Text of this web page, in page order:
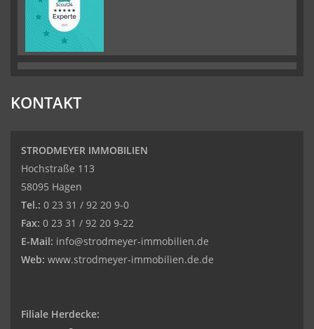
KONTAKT
STRODMEYER IMMOBILIEN
Hochstraße 113
58095 Hagen
Tel.: 0 23 31 / 92 20 9-0
Fax: 0 23 31 / 92 20 9-22
E-Mail: info@strodmeyer-immobilien.de
Web: www.strodmeyer-immobilien.de.de
Filiale Herdecke: